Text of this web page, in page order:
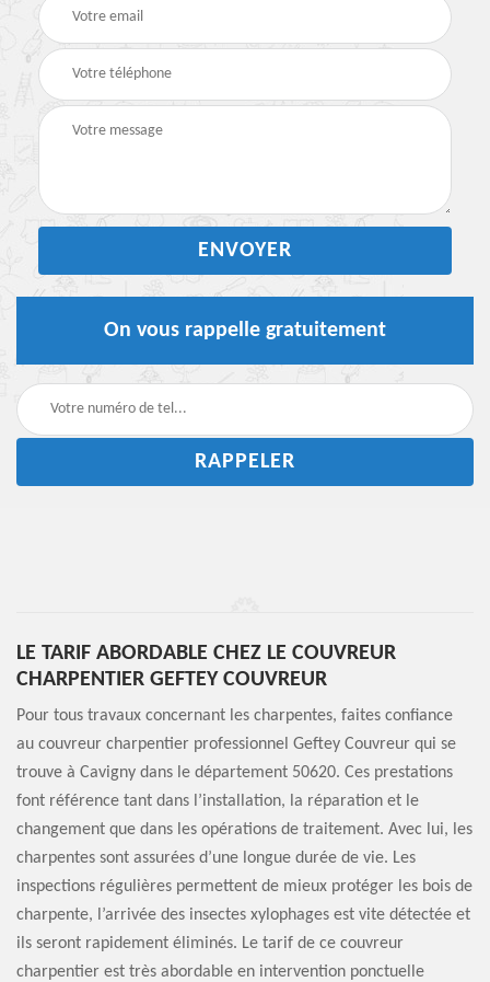
On vous rappelle gratuitement
LE TARIF ABORDABLE CHEZ LE COUVREUR
CHARPENTIER GEFTEY COUVREUR
Pour tous travaux concernant les charpentes, faites confiance
au couvreur charpentier professionnel Geftey Couvreur qui se
trouve à Cavigny dans le département 50620. Ces prestations
font référence tant dans l’installation, la réparation et le
changement que dans les opérations de traitement. Avec lui, les
charpentes sont assurées d’une longue durée de vie. Les
inspections régulières permettent de mieux protéger les bois de
charpente, l’arrivée des insectes xylophages est vite détectée et
ils seront rapidement éliminés. Le tarif de ce couvreur
charpentier est très abordable en intervention ponctuelle